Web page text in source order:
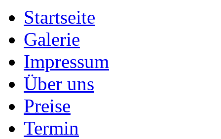
Startseite
Galerie
Impressum
Über uns
Preise
Termin